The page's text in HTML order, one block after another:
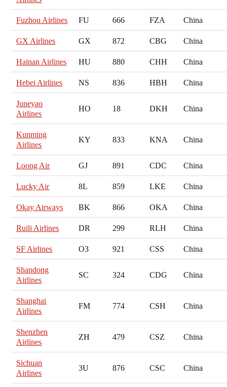
Fuzhou Airlines FU 666 FZA China
GX Airlines GX 872 CBG China
Hainan Airlines HU 880 CHH China
Hebei Airlines NS 836 HBH China
Juneyao
Airlines
HO 18 DKH China
Kunming
Airlines
KY 833 KNA China
Loong Air GJ 891 CDC China
Lucky Air 8L 859 LKE China
Okay Airways BK 866 OKA China
Ruili Airlines DR 299 RLH China
SF Airlines O3 921 CSS China
Shandong
Airlines
SC 324 CDG China
Shanghai
Airlines
FM 774 CSH China
Shenzhen
Airlines
ZH 479 CSZ China
Sichuan
Airlines
3U 876 CSC China